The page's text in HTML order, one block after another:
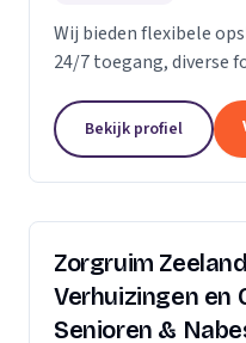
Wij bieden flexibele
24/7 toegang, diverse
opslag.Bekijk profiel
Zorgruim
Verhuizingen en
Senioren &